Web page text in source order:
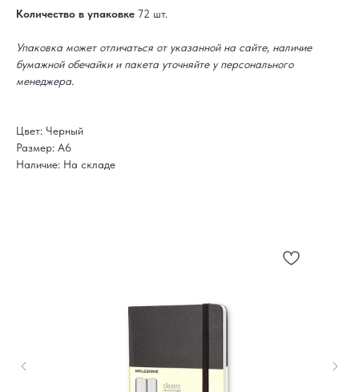
Количество в упаковке 72 шт.
Упаковка может отличаться от указанной на сайте, наличие
бумажной обечайки и пакета уточняйте у персонального
менеджера.
Цвет: Черный
Размер: А6
Наличие: На складе